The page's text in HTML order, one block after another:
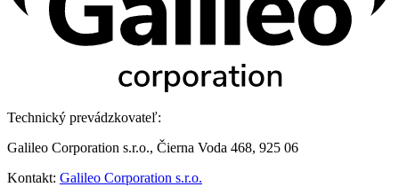
Technický prevádzkovateľ:
Galileo Corporation s.r.o., Čierna Voda 468, 925 06
Kontakt: Galileo Corporation s.r.o.